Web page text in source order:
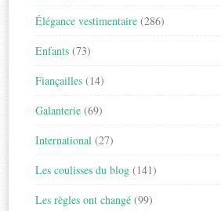
Élégance vestimentaire (286)
Enfants (73)
Fiançailles (14)
Galanterie (69)
International (27)
Les coulisses du blog (141)
Les règles ont changé (99)